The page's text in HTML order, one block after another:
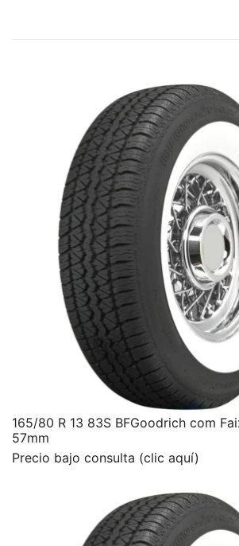
165/80 R 13 83S BFGoodrich com
57mm
Precio bajo consulta (clic aquí)